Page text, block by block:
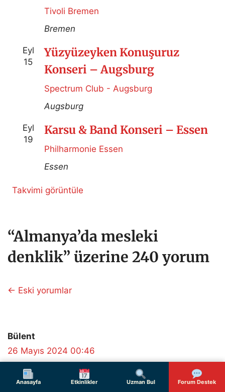
Anasayfa Etkinlikler Uzman Bul Forum Destek
Tivoli Bremen
Bremen
Eyl
15
Yüzyüzeyken Konuşuruz
Konseri – Augsburg
Spectrum Club - Augsburg
Augsburg
Eyl
19
Karsu & Band Konseri – Essen
Philharmonie Essen
Essen
Takvimi görüntüle
“Almanya’da mesleki
denklik” üzerine 240 yorum
Yorum
← Eski yorumlar
Bülent
26 Mayıs 2024 00:46